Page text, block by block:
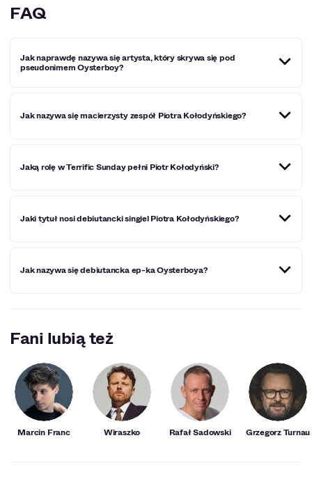
FAQ
Jak naprawdę nazywa się artysta, który skrywa się pod
pseudonimem Oysterboy?
Kołodyński.
Jak nazywa się macierzysty zespół Piotra Kołodyńskiego?
Terrific Sunday.
Jaką rolę w Terrific Sunday pełni Piotr Kołodyński?
równocześnie wokalistą i osobą grająca na instrumentach.
Jaki tytuł nosi debiutancki singiel Piotra Kołodyńskiego?
,,Tęskno".
Jak nazywa się debiutancka ep-ka Oysterboya?
Fani lubią też
Marcin Franc Wiraszko Rafał Sadowski Grzegorz Turnau